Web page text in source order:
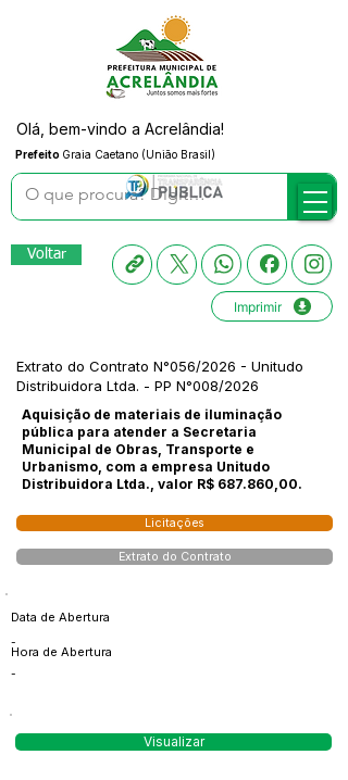
Prefeito Graia Caetano (União Brasil)
Olá, bem-vindo a Acrelândia!
Voltar
Imprimir
Extrato do Contrato N°056/2026 - Unitudo
Distribuidora Ltda. - PP N°008/2026
Aquisição de materiais de iluminação
pública para atender a Secretaria
Municipal de Obras, Transporte e
Urbanismo, com a empresa Unitudo
Distribuidora Ltda., valor R$ 687.860,00.
Licitações
Extrato do Contrato
Data de Abertura
-
Hora de Abertura
-
Visualizar